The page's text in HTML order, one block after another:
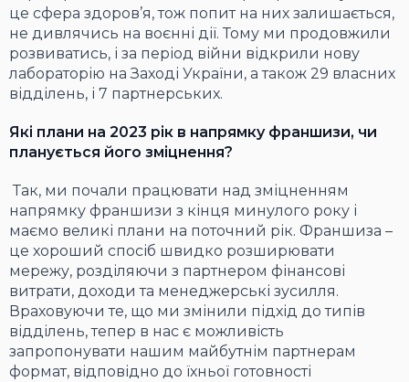
це сфера здоров’я, тож попит на них залишається,
не дивлячись на воєнні дії. Тому ми продовжили
розвиватись, і за період війни відкрили нову
лабораторію на Заході України, а також 29 власних
відділень, і 7 партнерських.
Які плани на 2023 рік в напрямку франшизи, чи
планується його зміцнення?
Так, ми почали працювати над зміцненням
напрямку франшизи з кінця минулого року і
маємо великі плани на поточний рік. Франшиза –
це хороший спосіб швидко розширювати
мережу, розділяючи з партнером фінансові
витрати, доходи та менеджерські зусилля.
Враховуючи те, що ми змінили підхід до типів
відділень, тепер в нас є можливість
запропонувати нашим майбутнім партнерам
формат, відповідно до їхньої готовності